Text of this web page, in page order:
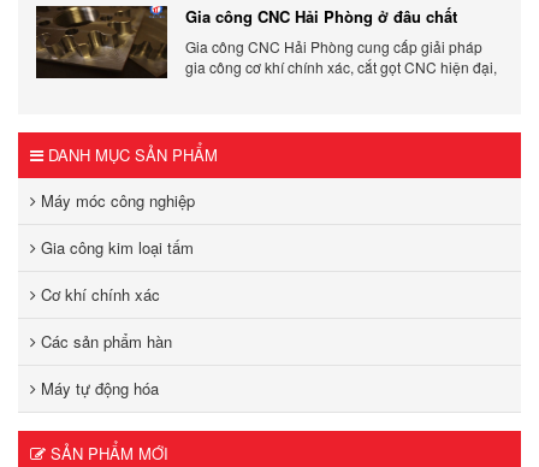
tranh.
Gia công CNC Hải Phòng ở đâu chất
lượng, giá tốt?
Gia công CNC Hải Phòng cung cấp giải pháp
gia công cơ khí chính xác, cắt gọt CNC hiện đại,
DANH MỤC SẢN PHẨM
Máy móc công nghiệp
Gia công kim loại tấm
Cơ khí chính xác
Các sản phẩm hàn
Máy tự động hóa
SẢN PHẨM MỚI